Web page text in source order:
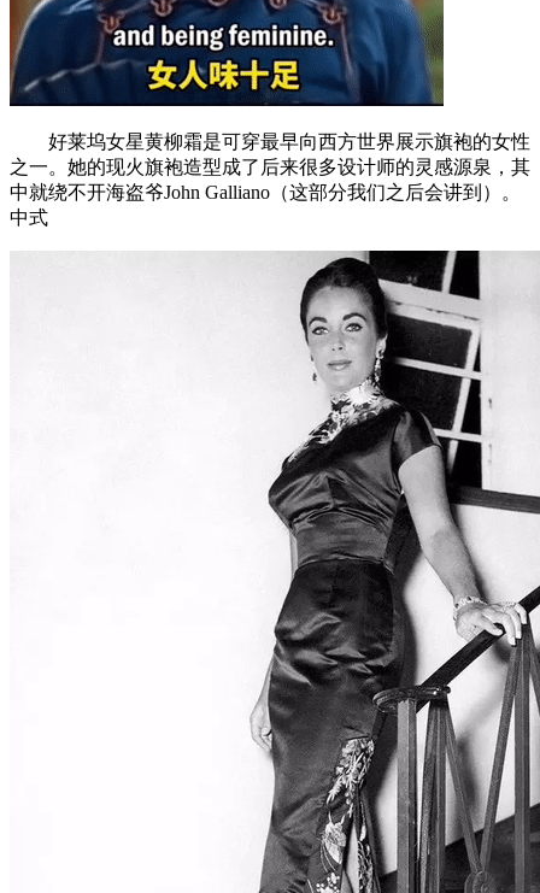
好莱坞女星黄柳霜是可穿最早向西方世界展示旗袍的女性
之一。她的现火旗袍造型成了后来很多设计师的灵感源泉，其
中就绕不开海盗爷John Galliano（这部分我们之后会讲到）。
中式